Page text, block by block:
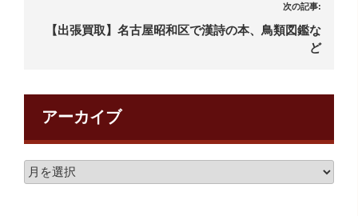
次の記事:
【出張買取】名古屋昭和区で漢詩の本、鳥類図鑑な
ど
アーカイブ